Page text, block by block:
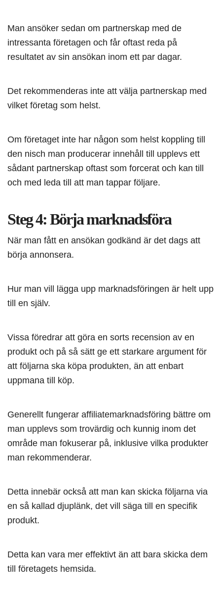
Man ansöker sedan om partnerskap med de
intressanta företagen och får oftast reda på
resultatet av sin ansökan inom ett par dagar.
Det rekommenderas inte att välja partnerskap med
vilket företag som helst.
Om företaget inte har någon som helst koppling till
den nisch man producerar innehåll till upplevs ett
sådant partnerskap oftast som forcerat och kan till
och med leda till att man tappar följare.
Steg 4: Börja marknadsföra
När man fått en ansökan godkänd är det dags att
börja annonsera.
Hur man vill lägga upp marknadsföringen är helt upp
till en själv.
Vissa föredrar att göra en sorts recension av en
produkt och på så sätt ge ett starkare argument för
att följarna ska köpa produkten, än att enbart
uppmana till köp.
Generellt fungerar affiliatemarknadsföring bättre om
man upplevs som trovärdig och kunnig inom det
område man fokuserar på, inklusive vilka produkter
man rekommenderar.
Detta innebär också att man kan skicka följarna via
en så kallad djuplänk, det vill säga till en specifik
produkt.
Detta kan vara mer effektivt än att bara skicka dem
till företagets hemsida.